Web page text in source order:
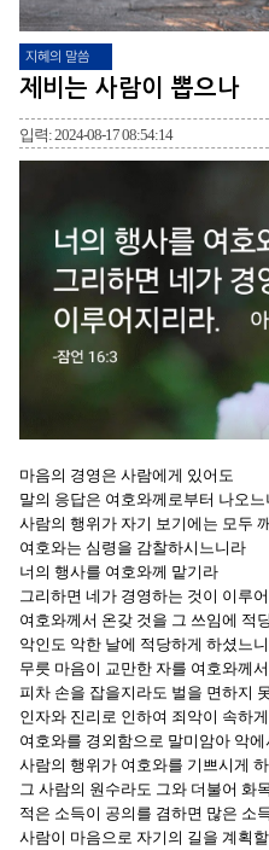
지혜의 말씀
제비는 사람이 뽑으나
입력: 2024-08-17 08:54:14
마음의 경영은 사람에게 있어도
말의 응답은 여호와께로부터 나오느
사람의 행위가 자기 보기에는 모두
여호와는 심령을 감찰하시느니라
너의 행사를 여호와께 맡기라
그리하면 네가 경영하는 것이 이루
여호와께서 온갖 것을 그 쓰임에 적
악인도 악한 날에 적당하게 하셨느
무릇 마음이 교만한 자를 여호와께
피차 손을 잡을지라도 벌을 면하지
인자와 진리로 인하여 죄악이 속하
여호와를 경외함으로 말미암아 악
사람의 행위가 여호와를 기쁘시게
그 사람의 원수라도 그와 더불어 화
적은 소득이 공의를 겸하면 많은 소
사람이 마음으로 자기의 길을 계획